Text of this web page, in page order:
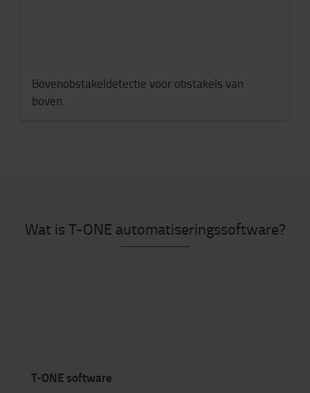
Bovenobstakeldetectie voor obstakels van
boven.
Wat is T-ONE automatiseringssoftware?
T-ONE software